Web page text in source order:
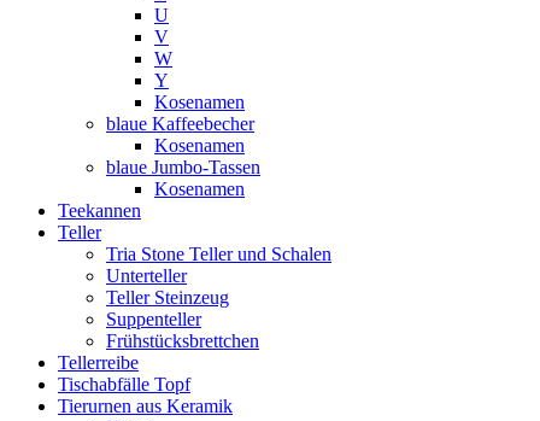
U
V
W
Y
Kosenamen
blaue Kaffeebecher
Kosenamen
blaue Jumbo-Tassen
Kosenamen
Teekannen
Teller
Tria Stone Teller und Schalen
Unterteller
Teller Steinzeug
Suppenteller
Frühstücksbrettchen
Tellerreibe
Tischabfälle Topf
Tierurnen aus Keramik